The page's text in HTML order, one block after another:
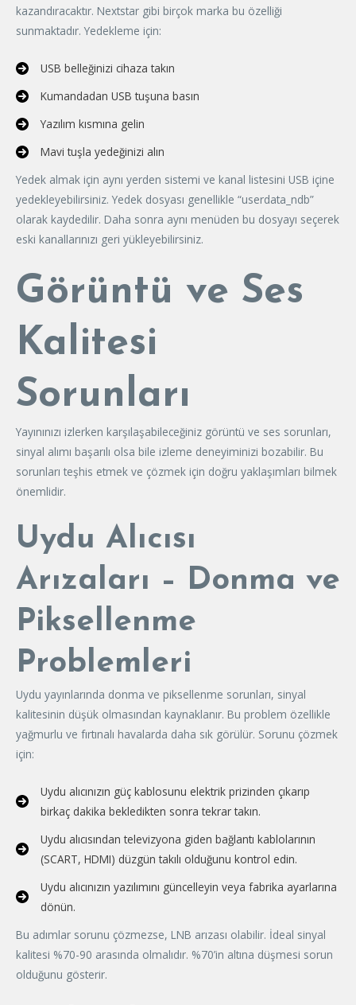
kazandıracaktır. Nextstar gibi birçok marka bu özelliği
sunmaktadır. Yedekleme için:
USB belleğinizi cihaza takın
Kumandadan USB tuşuna basın
Yazılım kısmına gelin
Mavi tuşla yedeğinizi alın
Yedek almak için aynı yerden sistemi ve kanal listesini USB içine
yedekleyebilirsiniz. Yedek dosyası genellikle “userdata_ndb”
olarak kaydedilir. Daha sonra aynı menüden bu dosyayı seçerek
eski kanallarınızı geri yükleyebilirsiniz.
Görüntü ve Ses
Kalitesi
Sorunları
Yayınınızı izlerken karşılaşabileceğiniz görüntü ve ses sorunları,
sinyal alımı başarılı olsa bile izleme deneyiminizi bozabilir. Bu
sorunları teşhis etmek ve çözmek için doğru yaklaşımları bilmek
önemlidir.
Uydu Alıcısı
Arızaları – Donma ve
Piksellenme
Problemleri
Uydu yayınlarında donma ve piksellenme sorunları, sinyal
kalitesinin düşük olmasından kaynaklanır. Bu problem özellikle
yağmurlu ve fırtınalı havalarda daha sık görülür. Sorunu çözmek
için:
Uydu alıcınızın güç kablosunu elektrik prizinden çıkarıp
birkaç dakika bekledikten sonra tekrar takın.
Uydu alıcısından televizyona giden bağlantı kablolarının
(SCART, HDMI) düzgün takılı olduğunu kontrol edin.
Uydu alıcınızın yazılımını güncelleyin veya fabrika ayarlarına
dönün.
Bu adımlar sorunu çözmezse, LNB arızası olabilir. İdeal sinyal
kalitesi %70-90 arasında olmalıdır. %70’in altına düşmesi sorun
olduğunu gösterir.